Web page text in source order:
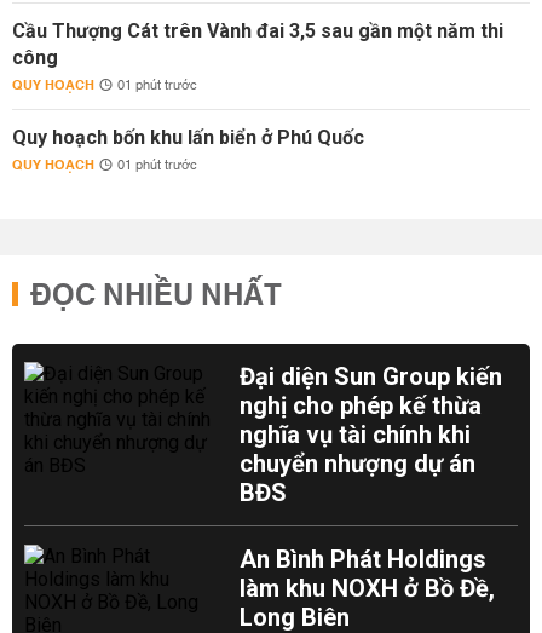
Cầu Thượng Cát trên Vành đai 3,5 sau gần một năm thi
công
QUY HOẠCH 01 phút trước
Quy hoạch bốn khu lấn biển ở Phú Quốc
QUY HOẠCH 01 phút trước
ĐỌC NHIỀU NHẤT
Đại diện Sun Group kiến
nghị cho phép kế thừa
nghĩa vụ tài chính khi
chuyển nhượng dự án
BĐS
An Bình Phát Holdings
làm khu NOXH ở Bồ Đề,
Long Biên